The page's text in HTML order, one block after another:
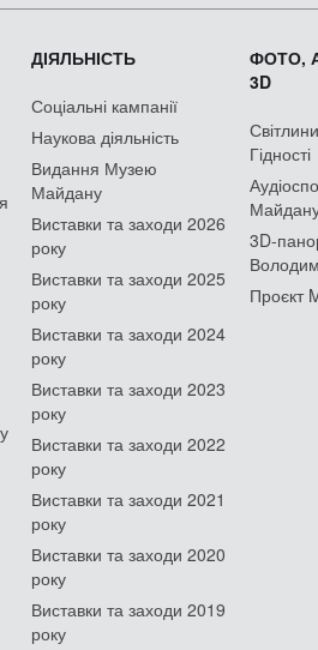
ДІЯЛЬНІСТЬ
Соціальні кампанії
Наукова діяльність
Видання Музею
Майдану
Виставки та заходи 2026
року
Виставки та заходи 2025
року
Виставки та заходи 2024
року
Виставки та заходи 2023
року
Виставки та заходи 2022
року
Виставки та заходи 2021
року
Виставки та заходи 2020
року
Виставки та заходи 2019
року
ФОТО,
3D
Гідності
3D-
Проєкт